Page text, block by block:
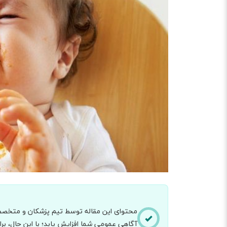
محتوای این مقاله توسط تیم پزشکان و
آگاهی عمومی شما افزایش یابد؛ با این